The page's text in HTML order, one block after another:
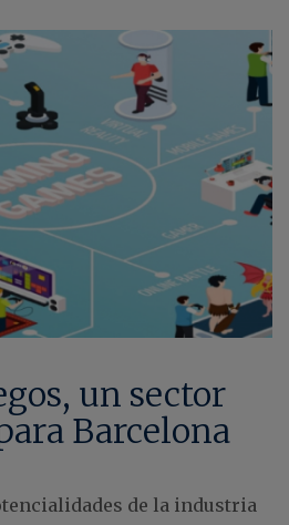
un sector
Barcelona
de la industria